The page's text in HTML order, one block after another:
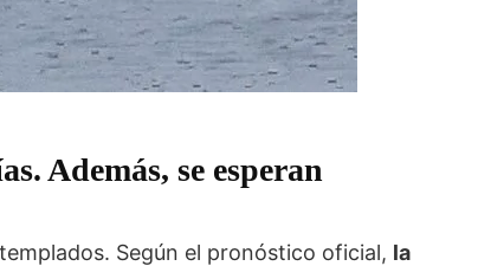
Además, se esperan
Según el pronóstico oficial, la